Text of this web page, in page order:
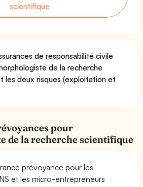
scientifique
de responsabilité civile
de la recherche
les deux risques (exploitation et
pour
de la recherche scientifique
prévoyance pour les
et les micro-entrepreneurs